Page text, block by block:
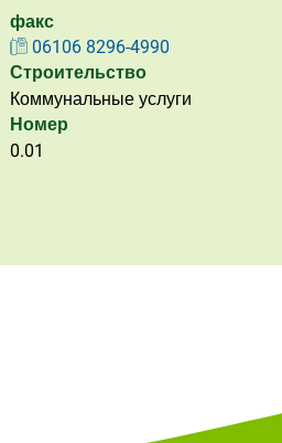
факс
06106 8296-4990
Строительство
Коммунальные услуги
Номер
0.01